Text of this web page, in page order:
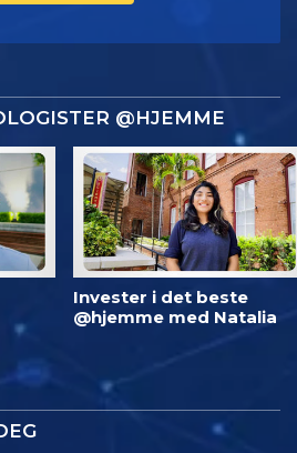
@HJEMME
Invester i det beste
@hjemme med Natalia